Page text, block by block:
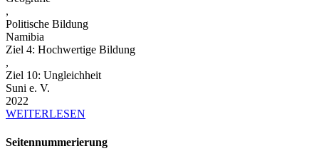
,
Politische Bildung
Namibia
Ziel 4: Hochwertige Bildung
,
Ziel 10: Ungleichheit
Suni e. V.
2022
WEITERLESEN
Seitennummerierung